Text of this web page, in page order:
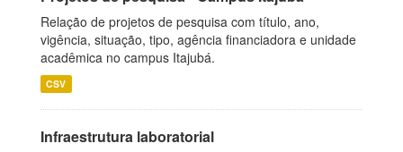
Relação de projetos de pesquisa com título, ano,
vigência, situação, tipo, agência financiadora e unidade
acadêmica no campus Itajubá.
CSV
Infraestrutura laboratorial